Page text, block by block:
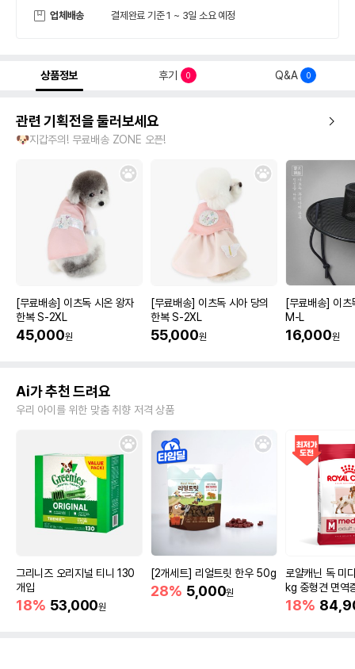
업체배송 결제완료 기준 1 ~ 3일 소요 예정
상품정보 후기 0 Q&A 0
관련 기획전을 둘러보세요
🐶지갑주의! 무료배송 ZONE 오픈!
[무료배송] 이츠독 시온 왕자
한복 S-2XL
45,000원
[무료배송] 이츠독 시아 당의
한복 S-2XL
55,000원
[무료배송] 이츠
M-L
16,000원
Ai가 추천 드려요
우리 아이를 위한 맞춤 취향 저격 상품
그리니즈 오리지널 티니 130
개입
18% 53,000원
[2개세트] 리얼트릿 한우 50g
28% 5,000원
로얄캐닌 독 미
kg 중형견 면역
18%